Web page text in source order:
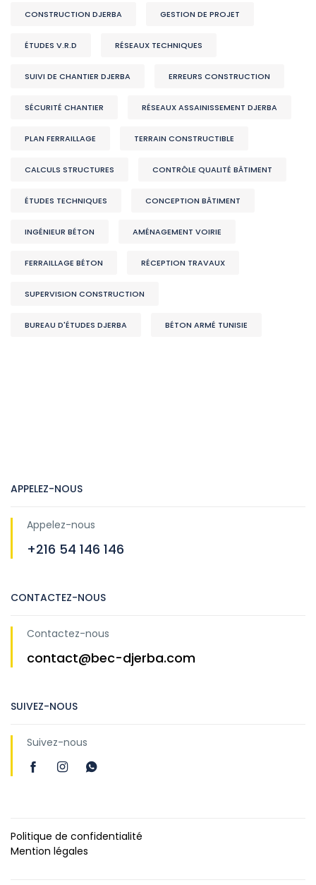
CONSTRUCTION DJERBA GESTION DE PROJET
ÉTUDES V.R.D RÉSEAUX TECHNIQUES
SUIVI DE CHANTIER DJERBA ERREURS CONSTRUCTION
SÉCURITÉ CHANTIER RÉSEAUX ASSAINISSEMENT DJERBA
PLAN FERRAILLAGE TERRAIN CONSTRUCTIBLE
CALCULS STRUCTURES CONTRÔLE QUALITÉ BÂTIMENT
ÉTUDES TECHNIQUES CONCEPTION BÂTIMENT
INGÉNIEUR BÉTON AMÉNAGEMENT VOIRIE
FERRAILLAGE BÉTON RÉCEPTION TRAVAUX
SUPERVISION CONSTRUCTION
BUREAU D'ÉTUDES DJERBA BÉTON ARMÉ TUNISIE
APPELEZ-NOUS
Appelez-nous
+216 54 146 146
CONTACTEZ-NOUS
Contactez-nous
contact@bec-djerba.com
SUIVEZ-NOUS
Suivez-nous
Politique de confidentialité
Mention légales